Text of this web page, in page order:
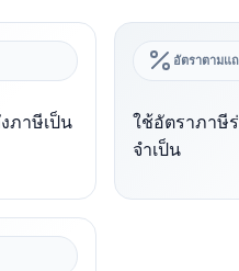
ภาษีเป็น
อัตราตามแ
ใช้อัตราภาษี
จำเป็น